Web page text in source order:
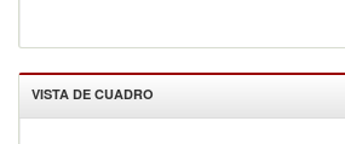
VISTA DE CUADRO